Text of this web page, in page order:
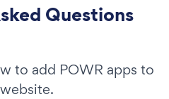
Questions
to add POWR apps to